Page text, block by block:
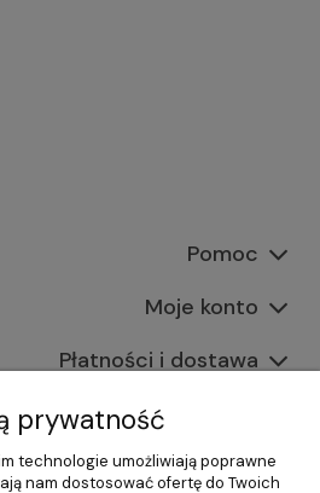
Pomoc
Moje konto
Płatności i dostawa
Informacje
O nas
prywatność
technologie umożliwiają poprawne
nam dostosować ofertę do Twoich